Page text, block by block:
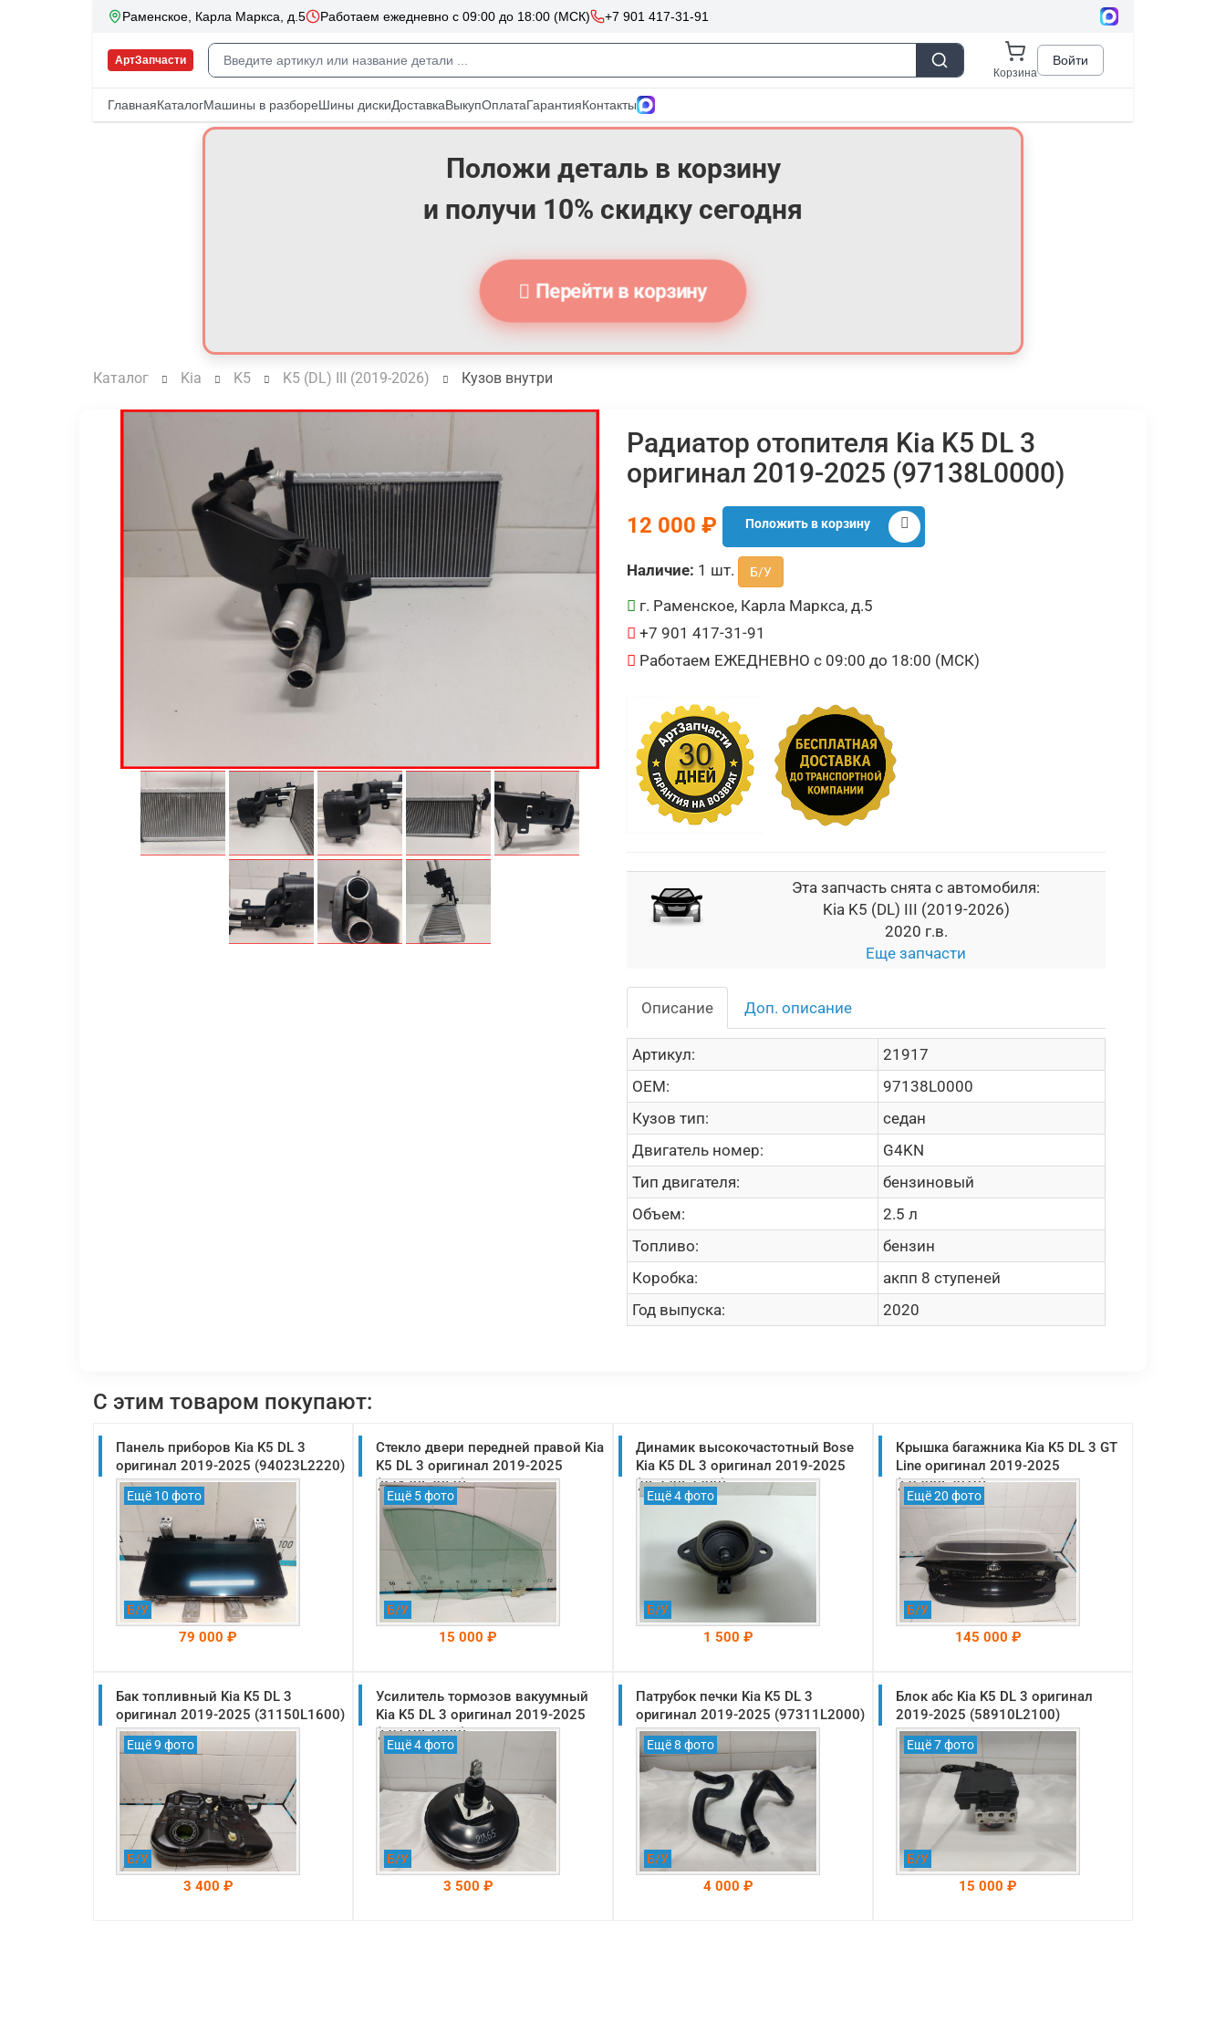
Положи деталь в корзину
и получи 10% скидку сегодня
Перейти в корзину
Каталог Kia K5 K5 (DL) III (2019-2026) Кузов внутри
Радиатор отопителя Kia K5 DL 3
оригинал 2019-2025 (97138L0000)
12 000 ₽ Положить в корзину
Наличие: 1 шт. Б/У
г. Раменское, Карла Маркса, д.5
+7 901 417-31-91
Работаем ЕЖЕДНЕВНО с 09:00 до 18:00 (МСК)
Эта запчасть снята с автомобиля:
Kia K5 (DL) III (2019-2026)
2020 г.в.
Еще запчасти
Описание Доп. описание
Артикул:
21917
OEM:
97138L0000
Кузов тип:
седан
Двигатель номер:
G4KN
Тип двигателя:
бензиновый
Объем:
2.5 л
Топливо:
бензин
Коробка:
акпп 8 ступеней
Год выпуска:
2020
С этим товаром покупают:
Панель приборов Kia K5 DL 3
оригинал 2019-2025 (94023L2220)
Ещё 10 фото
Б/У
79 000 ₽
На складе: Раменское
-->
Стекло двери передней правой Kia
K5 DL 3 оригинал 2019-2025
(82420L2050)
Ещё 5 фото
Б/У
15 000 ₽
На складе: Раменское
-->
Динамик высокочастотный Bose
Kia K5 DL 3 оригинал 2019-2025
(96320L2200)
Ещё 4 фото
Б/У
1 500 ₽
На складе: Раменское
-->
Крышка багажника Kia K5 DL 3 GT
Line оригинал 2019-2025
(69200L2010)
Ещё 20 фото
Б/У
145 000 ₽
На складе: Раменское
-->
Бак топливный Kia K5 DL 3
оригинал 2019-2025 (31150L1600)
Ещё 9 фото
Б/У
3 400 ₽
Усилитель тормозов вакуумный
Kia K5 DL 3 оригинал 2019-2025
(59110L1000)
Ещё 4 фото
Б/У
3 500 ₽
Патрубок печки Kia K5 DL 3
оригинал 2019-2025 (97311L2000)
Ещё 8 фото
Б/У
4 000 ₽
Блок абс Kia K5 DL 3 оригинал
2019-2025 (58910L2100)
Ещё 7 фото
Б/У
15 000 ₽